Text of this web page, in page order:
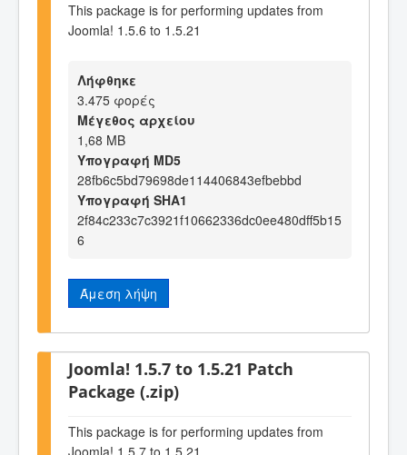
This package is for performing updates from
Joomla! 1.5.6 to 1.5.21
Λήφθηκε
3.475 φορές
Μέγεθος αρχείου
1,68 MB
Υπογραφή MD5
28fb6c5bd79698de114406843efbebbd
Υπογραφή SHA1
2f84c233c7c3921f10662336dc0ee480dff5b15
6
Άμεση λήψη
Joomla! 1.5.7 to 1.5.21 Patch
Package (.zip)
This package is for performing updates from
Joomla! 1.5.7 to 1.5.21